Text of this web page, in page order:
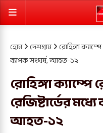
হোম দেশগ্রাম রোহিঙ্গা
ব্যাপক সংঘর্ষ, আহত-১২
রোহিঙ্গা ক্যাম্পে
রেজিষ্টার্ডের
আহত-১২